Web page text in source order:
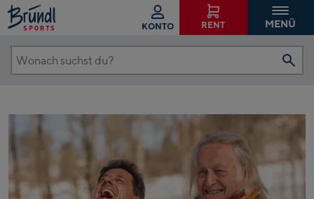
KONTO RENT MENÜ
Wonach